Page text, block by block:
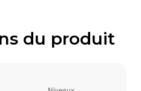
du produit